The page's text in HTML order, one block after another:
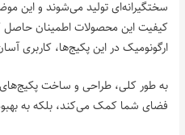
سختگیرانه‌ای تولید می‌شوند و این
کیفیت این محصولات اطمینان
ارگونومیک در این پکیج‌ها، کاربری
به طور کلی، طراحی و ساخت پکیج‌های
فضای شما کمک می‌کند، بلکه به بهبود